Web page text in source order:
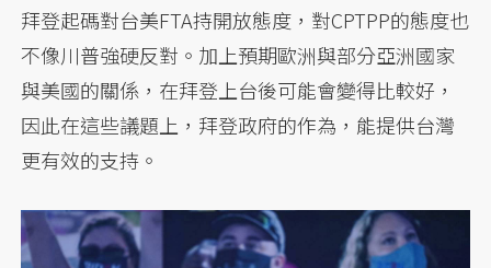
拜登起碼對台美FTA持開放態度，對CPTPP的態度也
不像川普強硬反對。加上預期歐洲與部分亞洲國家
與美國的關係，在拜登上台後可能會變得比較好，
因此在這些議題上，拜登政府的作為，能提供台灣
更有效的支持。